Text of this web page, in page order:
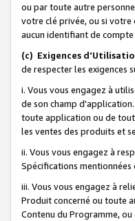
ou par toute autre
votre clé privée, ou si votre
aucun identifiant de
(c) Exigences
de respecter les exigences
i. Vous vous engagez à
de son champ d'application.
toute application ou de
les ventes des produits et
ii. Vous vous engagez à
Spécifications
iii. Vous vous engagez à
Produit concerné ou toute
Contenu du Programme,